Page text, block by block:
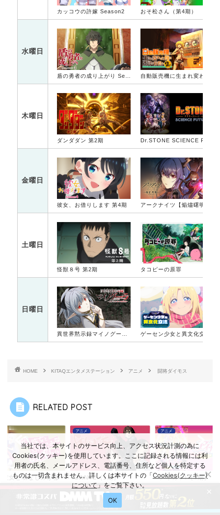
カッコウの許嫁 Season2 おそ松さん（第4期）
水曜日
盾の勇者の成り上がり Season 4
木曜日
ダンダダン 第2期
金曜日
彼女、お借りします 第4期
土曜日
怪獣８号 第2期 タコピーの原罪
日曜日
異世界黙示録マイノグーラ～破滅の文明で始める世界征服～ ゲーセン少女と異文化交流
HOME KITAQエンタメステーション アニメ 闘将ダイモス
RELATED POST
彼女と幼なじみが修
アニメ
GANTZ（1期）
2023年4月2日
アニメ
アイカツ!（4期）
当社では、本サイトのサービス向上、アクセス状況計測の為に
Cookies(クッキー)を使用しています。ここに記録される情報には利
用者の氏名、メールアドレス、電話番号、住所など個人を特定する
ものは一切含まれません。詳しくは本サイトの「Cookies(クッキー)
について 」をご覧下さい。
OK